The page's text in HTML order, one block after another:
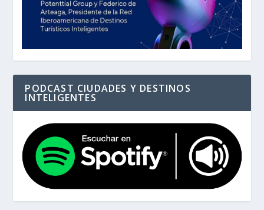
PODCAST CIUDADES Y DESTINOS
INTELIGENTES